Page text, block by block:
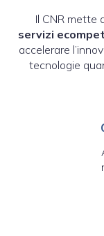
Il CNR mette
servizi
accelerare
tecnologie